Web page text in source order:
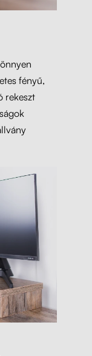
fényű,
rekeszt